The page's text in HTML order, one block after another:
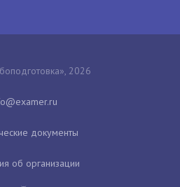
2026
документы
об организации